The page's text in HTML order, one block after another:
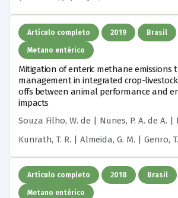
Artículo completo 2019 Brasil
Metano entérico
Mitigation of enteric methane emissions
management in integrated crop-livestock
offs between animal performance and
impacts
Souza Filho, W. de | Nunes, P. A. de A. |
Kunrath, T. R. | Almeida, G. M. | Genro, T.
Artículo completo 2018 Brasil
Metano entérico